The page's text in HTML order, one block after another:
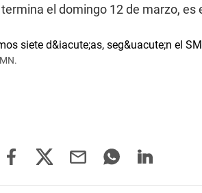
el domingo 12 de marzo, es